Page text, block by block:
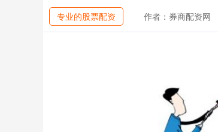
专业的股票配资 作者：券商配资网